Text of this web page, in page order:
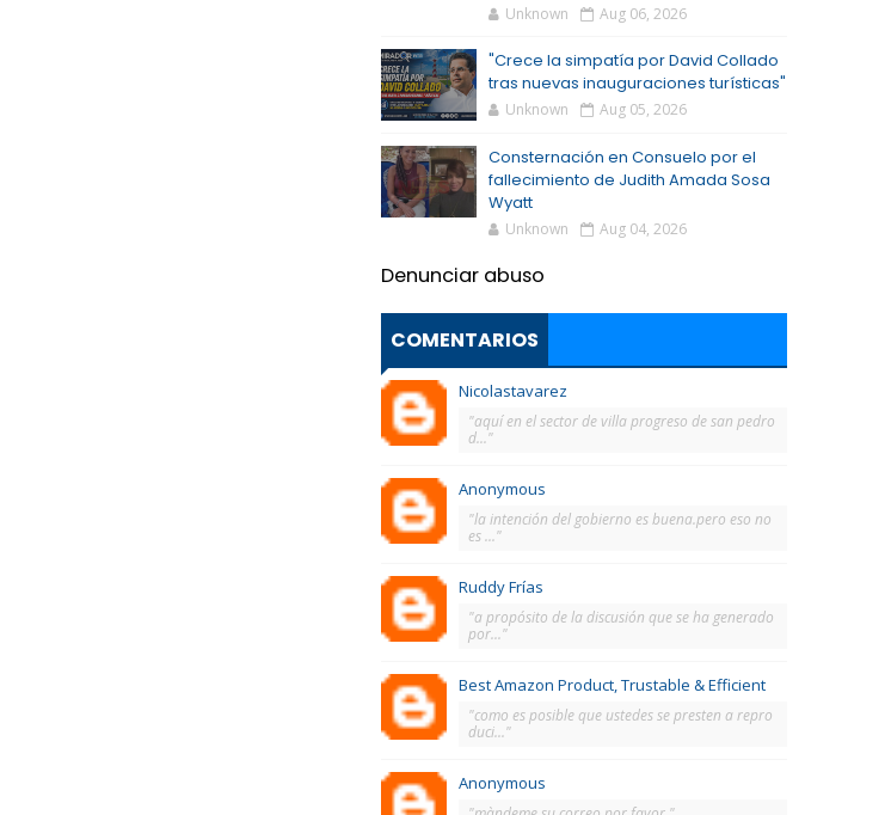
Unknown Aug 06, 2026
"Crece la simpatía por David Collado
tras nuevas inauguraciones turísticas"
Unknown Aug 05, 2026
Consternación en Consuelo por el
fallecimiento de Judith Amada Sosa
Wyatt
Unknown Aug 04, 2026
Denunciar abuso
COMENTARIOS
Nicolastavarez
"aquí en el sector de villa progreso de san pedro
d..."
Anonymous
"la intención del gobierno es buena.pero eso no
es ..."
Ruddy Frías
"a propósito de la discusión que se ha generado
por..."
Best Amazon Product, Trustable & Efficient
"como es posible que ustedes se presten a repro
duci..."
Anonymous